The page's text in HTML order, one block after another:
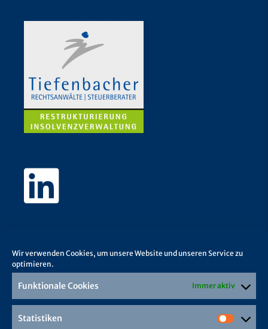
Wir verwenden Cookies, um unsere Website und unseren Service zu
optimieren.
Funktionale Cookies Immer aktiv
Statistiken